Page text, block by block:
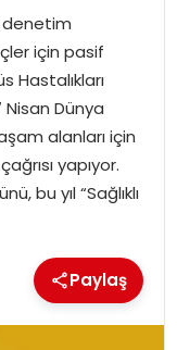
denetim
için pasif
Hastalıkları
Nisan Dünya
alanları için
yapıyor.
bu yıl “Sağlıklı
Paylaş